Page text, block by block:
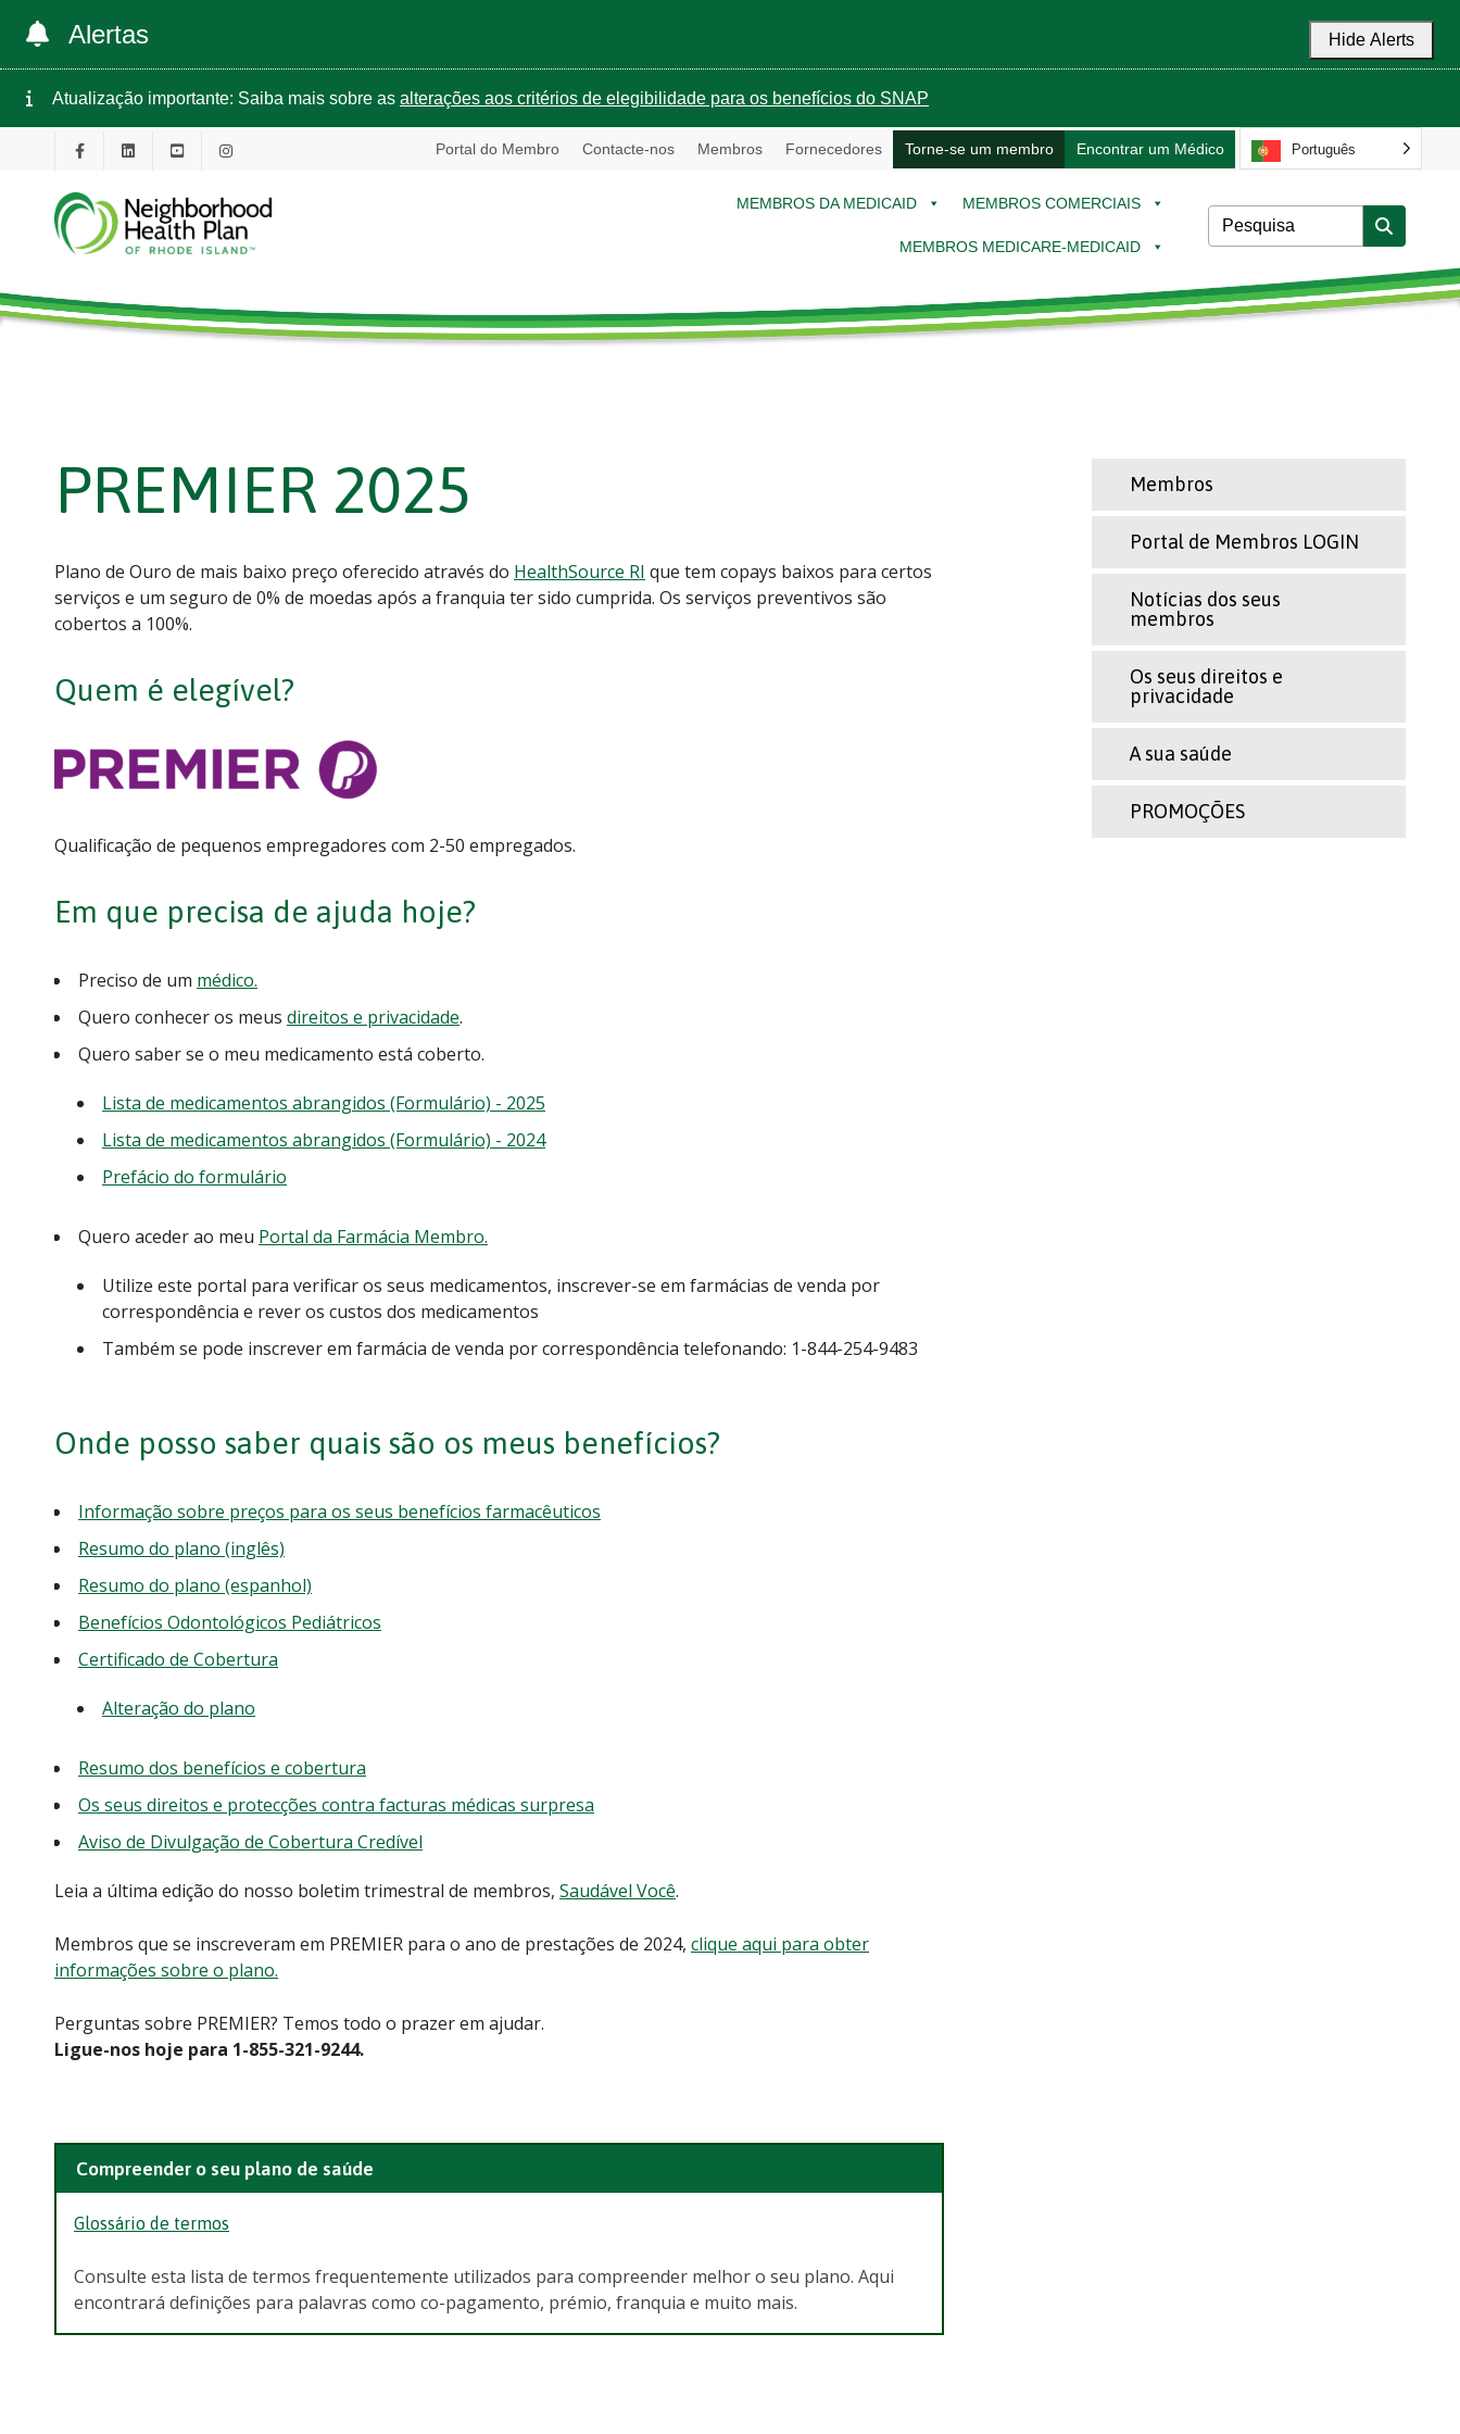
Alertas Hide Alerts
Atualização importante: Saiba mais sobre as alterações aos critérios de elegibilidade para os benefícios do SNAP
Portal do Membro Contacte-nos Membros Fornecedores Torne-se um membro Encontrar um Médico Português
MEMBROS DA MEDICAID MEMBROS COMERCIAIS
MEMBROS MEDICARE-MEDICAID
PREMIER 2025
Plano de Ouro de mais baixo preço oferecido através do HealthSource RI que tem copays baixos para certos
serviços e um seguro de 0% de moedas após a franquia ter sido cumprida. Os serviços preventivos são
cobertos a 100%.
Quem é elegível?
Qualificação de pequenos empregadores com 2-50 empregados.
Em que precisa de ajuda hoje?
Preciso de um médico.
Quero conhecer os meus direitos e privacidade.
Quero saber se o meu medicamento está coberto.
Lista de medicamentos abrangidos (Formulário) - 2025
Lista de medicamentos abrangidos (Formulário) - 2024
Prefácio do formulário
Quero aceder ao meu Portal da Farmácia Membro.
Utilize este portal para verificar os seus medicamentos, inscrever-se em farmácias de venda por
correspondência e rever os custos dos medicamentos
Também se pode inscrever em farmácia de venda por correspondência telefonando: 1-844-254-9483
Onde posso saber quais são os meus benefícios?
Informação sobre preços para os seus benefícios farmacêuticos
Resumo do plano (inglês)
Resumo do plano (espanhol)
Benefícios Odontológicos Pediátricos
Certificado de Cobertura
Alteração do plano
Resumo dos benefícios e cobertura
Os seus direitos e protecções contra facturas médicas surpresa
Aviso de Divulgação de Cobertura Credível
Leia a última edição do nosso boletim trimestral de membros, Saudável Você.
Membros que se inscreveram em PREMIER para o ano de prestações de 2024, clique aqui para obter
informações sobre o plano.
Perguntas sobre PREMIER? Temos todo o prazer em ajudar.
Ligue-nos hoje para 1-855-321-9244.
Compreender o seu plano de saúde
Glossário de termos
Consulte esta lista de termos frequentemente utilizados para compreender melhor o seu plano. Aqui
encontrará definições para palavras como co-pagamento, prémio, franquia e muito mais.
Membros
Portal de Membros LOGIN
Notícias dos seus
membros
Os seus direitos e
privacidade
A sua saúde
PROMOÇÕES